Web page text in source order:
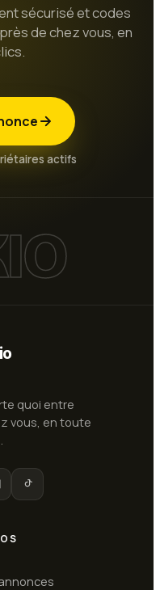
sécurisé et codes
de chez vous, en
actifs
quoi entre
vous, en toute